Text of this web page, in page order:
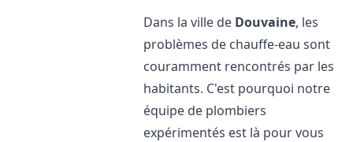
Dans la ville de Douvaine, les
problèmes de chauffe-eau sont
couramment rencontrés par les
habitants. C'est pourquoi notre
équipe de plombiers
expérimentés est là pour vous